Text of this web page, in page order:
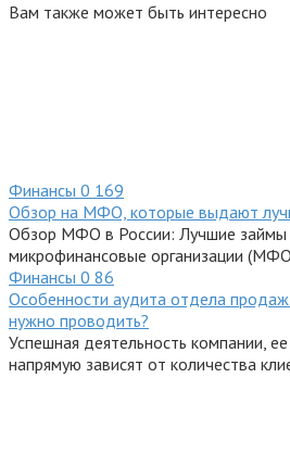
Вам также может быть интересно
Финансы 0 169
Обзор на МФО, которые выдают
Обзор МФО в России: Лучшие займы
микрофинансовые организации
Финансы 0 86
Особенности аудита отдела продаж
нужно проводить?
Успешная деятельность компании,
напрямую зависят от количества